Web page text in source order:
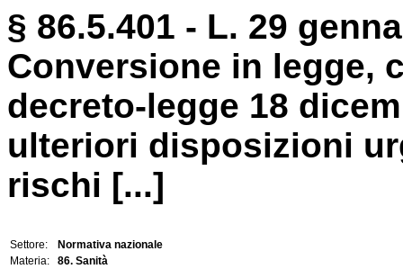
§ 86.5.401 - L. 29
Conversione in legge,
decreto-legge 18
ulteriori disposizioni
rischi [...]
Settore:
Normativa nazionale
Materia:
86. Sanità